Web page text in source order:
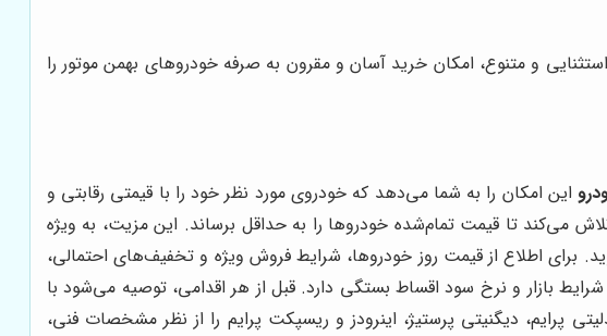
و متنوع، امکان خرید آسان و مقرون به صرفه خودروهای بهمن موتور را
این امکان را به شما می‌دهد که خودروی مورد نظر خود را با قیمتی رقابتی و
می‌کند تا قیمت تمام‌شده خودروها را به حداقل برساند. این مزیت، به ویژه
اطلاع از قیمت روز خودروها، شرایط فروش ویژه و تخفیف‌های احتمالی،
بازار و نرخ سود اقساط بستگی دارد. قبل از هر اقدامی، توصیه می‌شود با
پرایم، دیگنیتی پرستیژ، اینرودز و ریسپکت پرایم را از نظر مشخصات فنی،